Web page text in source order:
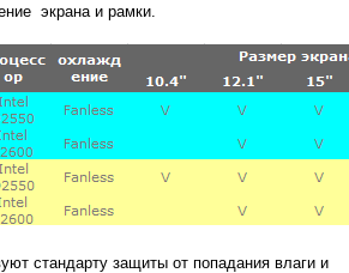
экрана и рамки.
стандарту защиты от попадания влаги и